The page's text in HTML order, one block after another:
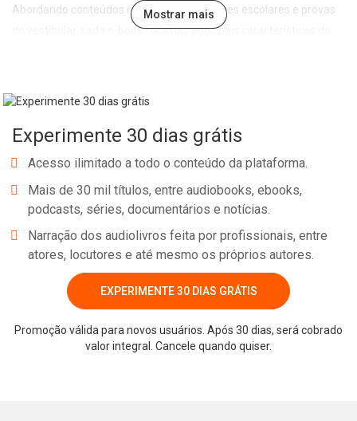
Abordando conteúdos recorrentes em testes escolares e provas
de vestibular, cada e-book foca nas principais características do
relevantes sobre as aplicações das Leis de Newton!
Mostrar mais
Experimente 30 dias grátis
Acesso ilimitado a todo o conteúdo da plataforma.
Mais de 30 mil títulos, entre audiobooks, ebooks,
podcasts, séries, documentários e notícias.
Narração dos audiolivros feita por profissionais, entre
atores, locutores e até mesmo os próprios autores.
EXPERIMENTE 30 DIAS GRÁTIS
Promoção válida para novos usuários. Após 30 dias, será cobrado
valor integral. Cancele quando quiser.
Whatsapp Facebook Twitter E-mail